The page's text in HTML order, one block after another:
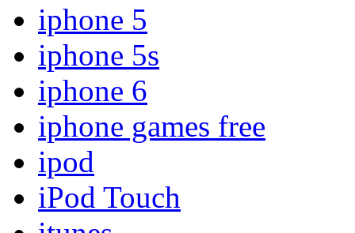
iphone 5
iphone 5s
iphone 6
iphone games free
ipod
iPod Touch